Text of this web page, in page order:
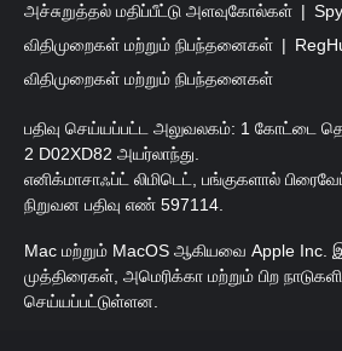
அச்சுறுத்தல் மதிப்பீட்டு அளவுகோல்கள்
விதிமுறைகள் மற்றும் நிபந்தனைகள்
விதிமுறைகள் மற்றும் நிபந்தனைகள்
பதிவு செய்யப்பட்ட அலுவலகம்: 1 கோட்டை
2 D02XD82 அயர்லாந்து.
எனிக்மாசாஃப்ட் லிமிடெட், பங்குகளால்
நிறுவன பதிவு எண் 597114.
Mac மற்றும் MacOS ஆகியவை Apple
முத்திரைகள், அமெரிக்கா மற்றும் பிற
செய்யப்பட்டுள்ளன.